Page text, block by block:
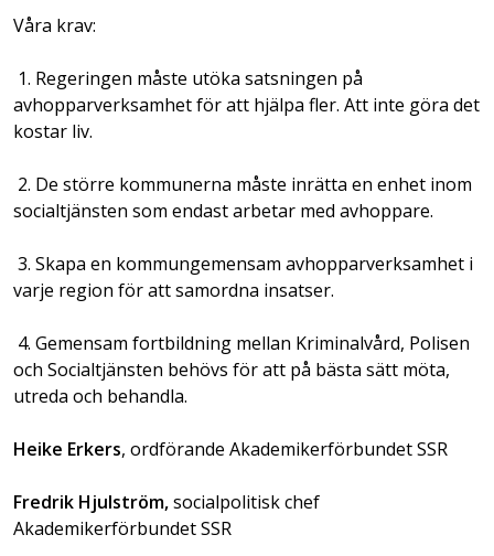
Våra krav:
1. Regeringen måste utöka satsningen på
avhopparverksamhet för att hjälpa fler. Att inte göra det
kostar liv.
2. De större kommunerna måste inrätta en enhet inom
socialtjänsten som endast arbetar med avhoppare.
3. Skapa en kommungemensam avhopparverksamhet i
varje region för att samordna insatser.
4. Gemensam fortbildning mellan Kriminalvård, Polisen
och Socialtjänsten behövs för att på bästa sätt möta,
utreda och behandla.
Heike Erkers, ordförande Akademikerförbundet SSR
Fredrik Hjulström,socialpolitisk chef
Akademikerförbundet SSR